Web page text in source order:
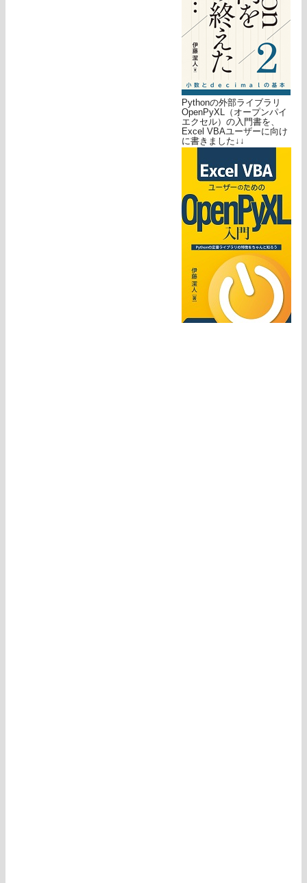
Pythonの外部ライブラリ
OpenPyXL（オープンパイ
エクセル）の入門書を、
Excel VBAユーザーに向け
に書きました↓↓